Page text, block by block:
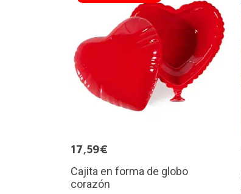
17,59€
Cajita en forma de globo
corazón